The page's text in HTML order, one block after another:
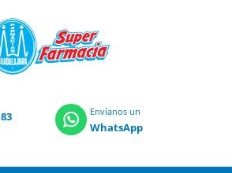
83
Envíanos un
WhatsApp